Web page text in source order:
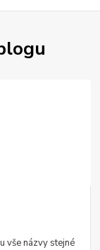
vše názvy stejné